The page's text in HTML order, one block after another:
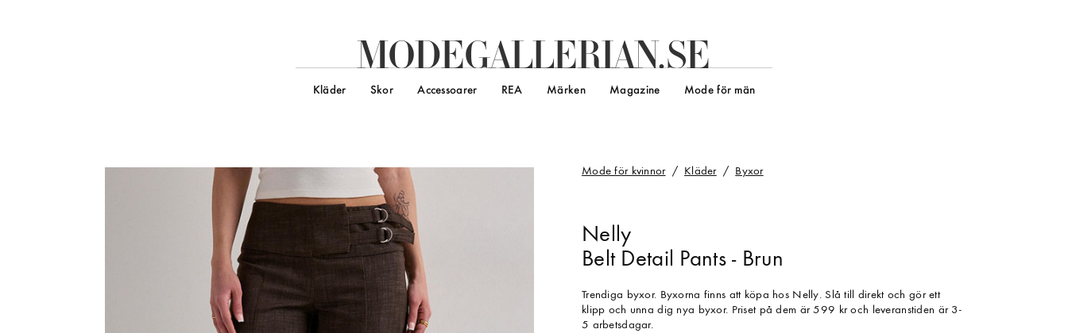
MODEGALLERIAN.SE
Kläder Skor Accessoarer REA Märken Magazine Mode för män
Mode för kvinnor Kläder Byxor
Nelly
Belt Detail Pants - Brun
Trendiga byxor. Byxorna finns att köpa hos Nelly. Slå till direkt och gör ett
klipp och unna dig nya byxor. Priset på dem är 599 kr och leveranstiden är 3-
5 arbetsdagar.